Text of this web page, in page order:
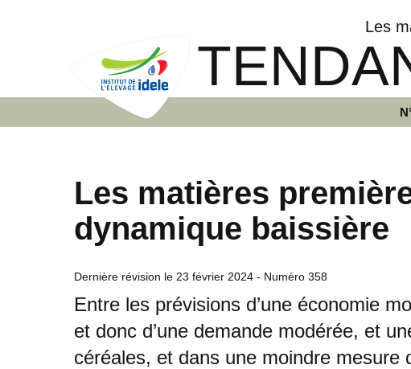
Les
Les matières
dynamique baissière
Dernière révision le 23 février 2024 - Numéro 358
Entre les prévisions d’une économie
et donc d’une demande modérée, et
céréales, et dans une moindre